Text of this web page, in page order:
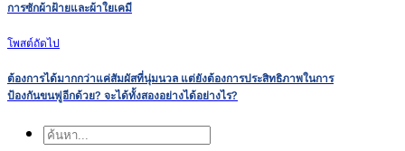
การซักผ้าฝ้ายและผ้าใยเคมี
โพสต์ถัดไป
ต้องการได้มากกว่าแค่สัมผัสที่นุ่มนวล แต่ยังต้องการประสิทธิภาพในการ
ป้องกันขนฟูอีกด้วย? จะได้ทั้งสองอย่างได้อย่างไร?
ค้นหา